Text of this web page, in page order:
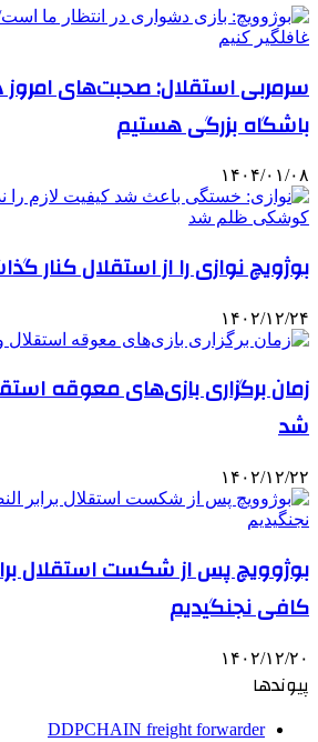
سرمربی استقلال: صحبت‌های
باشگاه بزرگی هستیم
۱۴۰۴/۰۱/۰۸
بوژویچ نوازی را از استقلال کنار
۱۴۰۲/۱۲/۲۴
زمان برگزاری بازی‌های معوقه
شد
۱۴۰۲/۱۲/۲۲
بوژوویچ پس از شکست استقلال
کافی نجنگیدیم
۱۴۰۲/۱۲/۲۰
پیوندها
DDPCHAIN freight forwarder